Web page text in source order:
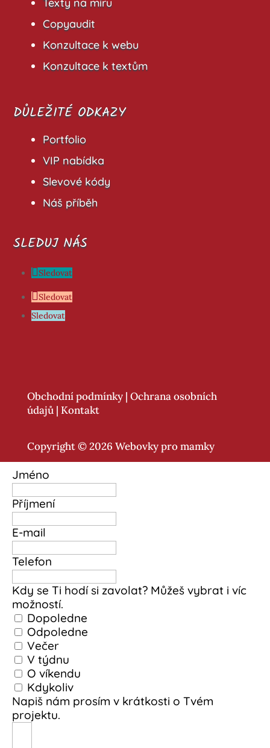
Copyaudit
Konzultace k webu
Konzultace k textům
DŮLEŽITÉ ODKAZY
Portfolio
VIP nabídka
Slevové kódy
Náš příběh
SLEDUJ NÁS
Sledovat
Sledovat
Sledovat
Obchodní podmínky | Ochrana osobních
údajů| Kontakt
Copyright © 2026 Webovky pro mamky
Jméno
Příjmení
E-mail
Telefon
Kdy se Ti hodí si zavolat? Můžeš vybrat i víc
možností.
Dopoledne
Odpoledne
Večer
V týdnu
O víkendu
Kdykoliv
Napiš nám prosím v krátkosti o Tvém
projektu.